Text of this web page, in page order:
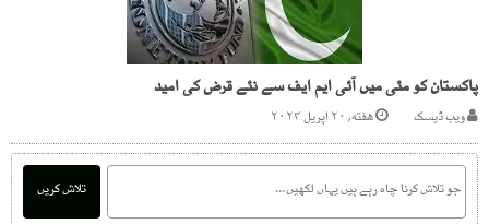
پاکستان کو مئی میں آئی ایم ایف سے نئے قرض کی امید
ویب ڈیسک هفته, ۲۰ اپریل ۲۰۲۴
تلاش کریں